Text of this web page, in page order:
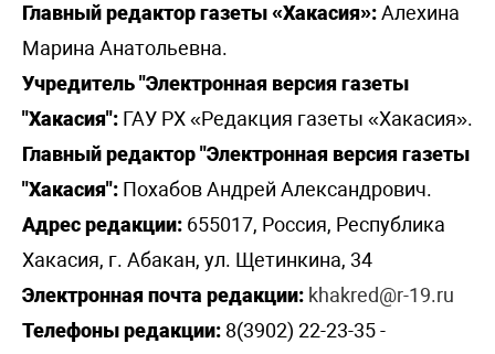
Главный редактор газеты «Хакасия»:Алехина
Марина Анатольевна.
Учредитель "Электронная версия газеты
"Хакасия": ГАУ РХ «Редакция газеты «Хакасия».
Главный редактор "Электронная версия газеты
"Хакасия": Похабов Андрей Александрович.
Адрес редакции: 655017, Россия, Республика
Хакасия, г. Абакан, ул. Щетинкина, 34
Электронная почта редакции: khakred@r-19.ru
Телефоны редакции: 8(3902) 22-23-35 -